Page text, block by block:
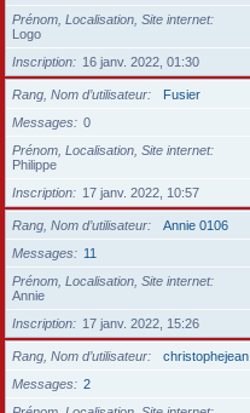
Prénom, Localisation, Site internet
Logo
Inscription
16 janv. 2022, 01:30
Rang, Nom d’utilisateur
Fusier
Messages
0
Prénom, Localisation, Site internet
Philippe
Inscription
17 janv. 2022, 10:57
Rang, Nom d’utilisateur
Annie 0106
Messages
11
Prénom, Localisation, Site internet
Annie
Inscription
17 janv. 2022, 15:26
Rang, Nom d’utilisateur
christophejean
Messages
2